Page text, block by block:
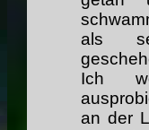
als
Ich
an der